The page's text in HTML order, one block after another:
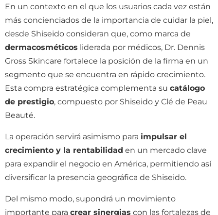
En un contexto en el que los usuarios cada vez están
más concienciados de la importancia de cuidar la piel,
desde Shiseido consideran que, como marca de
dermacosméticos liderada por médicos, Dr. Dennis
Gross Skincare fortalece la posición de la firma en un
segmento que se encuentra en rápido crecimiento.
Esta compra estratégica complementa su catálogo
de prestigio, compuesto por Shiseido y Clé de Peau
Beauté.
La operación servirá asimismo para impulsar el
crecimiento y la rentabilidad en un mercado clave
para expandir el negocio en América, permitiendo así
diversificar la presencia geográfica de Shiseido.
Del mismo modo, supondrá un movimiento
importante para crear sinergias con las fortalezas de